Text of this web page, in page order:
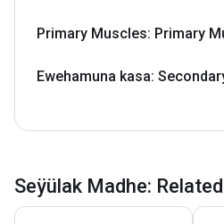
Primary Muscles: Primary
Ewehamuna kasa:
Seÿülak Madhe: